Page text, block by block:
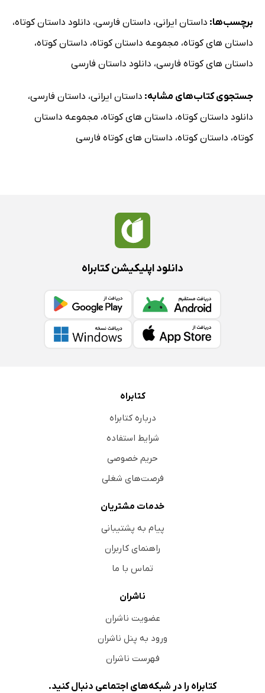
برچسب‌ها: داستان ایرانی، داستان فارسی، دانلود داستان کوتاه،
داستان های کوتاه، مجموعه داستان کوتاه، داستان کوتاه،
داستان های کوتاه فارسی، دانلود داستان فارسی
جستجوی کتاب‌های مشابه: داستان ایرانی، داستان فارسی،
دانلود داستان کوتاه، داستان های کوتاه، مجموعه داستان
کوتاه، داستان کوتاه، داستان های کوتاه فارسی
دانلود اپلیکیشن کتابراه
کتابراه
درباره کتابراه
شرایط استفاده
حریم خصوصی
فرصت‌های شغلی
خدمات مشتریان
پیام به پشتیبانی
راهنمای کاربران
تماس با ما
ناشران
عضویت ناشران
ورود به پنل ناشران
فهرست ناشران
کتابراه را در شبکه‌های اجتماعی دنبال کنید.